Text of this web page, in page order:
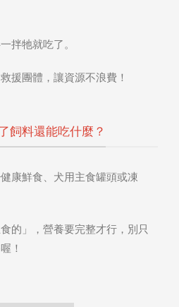
拌牠就吃了。
援團體，讓資源不浪費！
飼料還能吃什麼？
康鮮食、犬用主食罐頭或凍
的」，營養要完整才行，別只
！